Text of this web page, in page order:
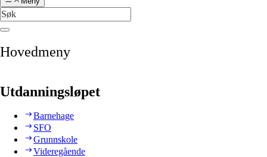
Hovedmeny
Utdanningsløpet
Barnehage
SFO
Grunnskole
Videregående